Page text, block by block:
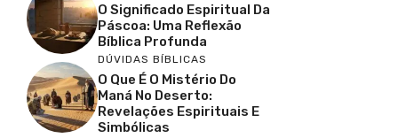
O Significado Espiritual Da
Páscoa: Uma Reflexão
Bíblica Profunda
DÚVIDAS BÍBLICAS
O Que É O Mistério Do
Maná No Deserto:
Revelações Espirituais E
Simbólicas